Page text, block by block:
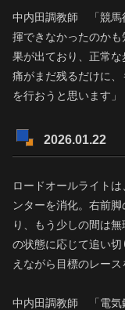
中内田調教師 「競馬
揮できなかったのか
果が出ており、正常
痛がまだ残るだけに
を行おうと思います」
2026.01.22
ロードオールライト
ンターを消化。右前
り、もう少しの間は
の状態に応じて追い
えながら目標のレース
中内田調教師 「電気